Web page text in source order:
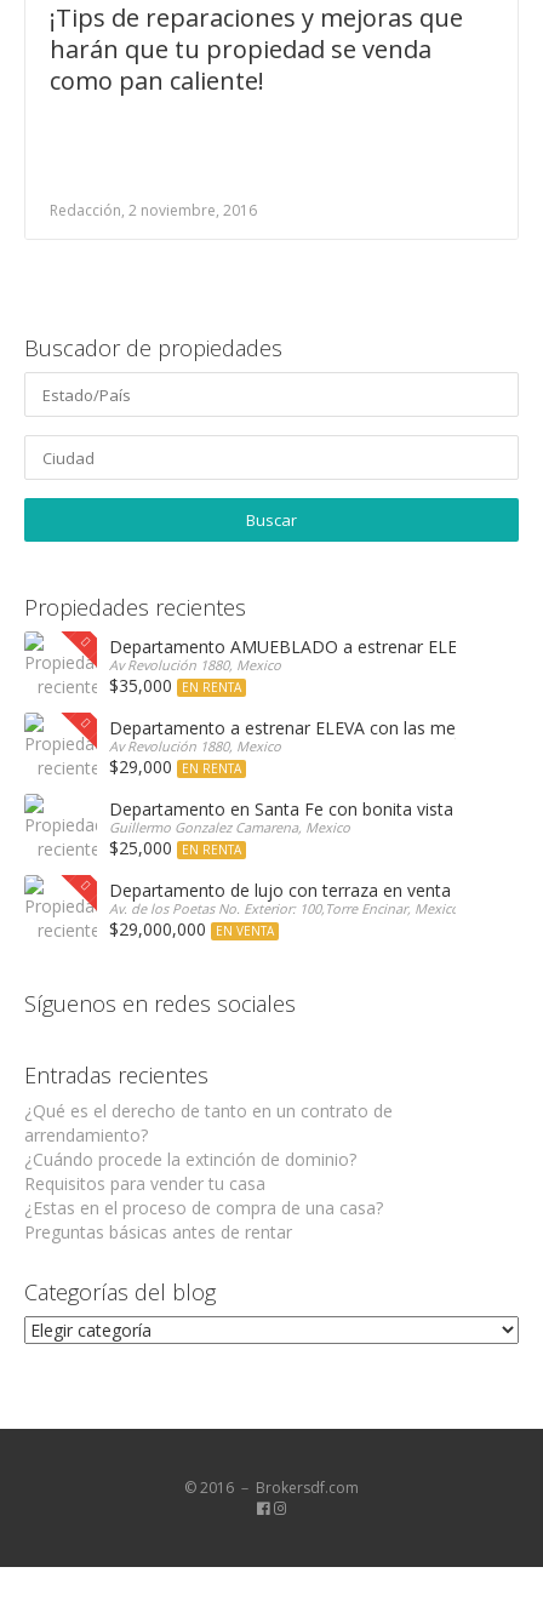
¡Tips de reparaciones y mejoras que
harán que tu propiedad se venda
como pan caliente!
Redacción, 2 noviembre, 2016
Buscador de propiedades
Propiedades recientes
Departamento AMUEBLADO a estrenar ELEVA con
Av Revolución 1880, Mexico
$35,000 EN RENTA
Departamento a estrenar ELEVA con las mejores
Av Revolución 1880, Mexico
$29,000 EN RENTA
Departamento en Santa Fe con bonita vista arbolada
Guillermo Gonzalez Camarena, Mexico
$25,000 EN RENTA
Departamento de lujo con terraza en venta Encinar en
Av. de los Poetas No. Exterior: 100,Torre Encinar, Mexico
$29,000,000 EN VENTA
Síguenos en redes sociales
Entradas recientes
¿Qué es el derecho de tanto en un contrato de
arrendamiento?
¿Cuándo procede la extinción de dominio?
Requisitos para vender tu casa
¿Estas en el proceso de compra de una casa?
Preguntas básicas antes de rentar
Categorías del blog
Categorías
del
© 2016 － Brokersdf.com